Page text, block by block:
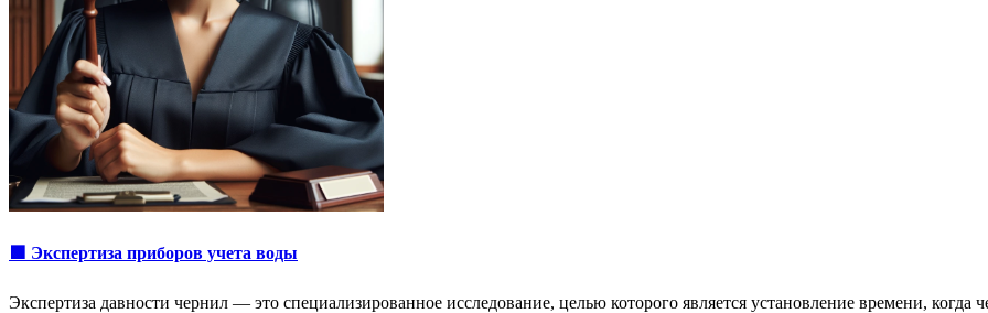
🟩 Экспертиза приборов учета воды
Экспертиза давности чернил — это специализированное исследование, целью которого является установление времени, когда